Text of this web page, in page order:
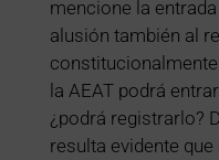
mencione la
alusión también al
la AEAT podrá
¿podrá registrarlo?
resulta evidente